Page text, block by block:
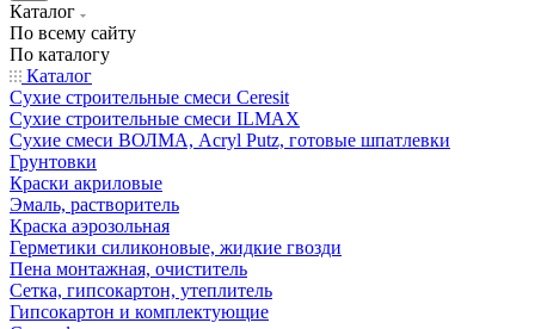
Каталог
По всему сайту
По каталогу
Каталог
Сухие строительные смеси Ceresit
Сухие строительные смеси ILMAX
Сухие смеси ВОЛМА, Acryl Putz, готовые шпатлевки
Грунтовки
Краски акриловые
Эмаль, растворитель
Краска аэрозольная
Герметики силиконовые, жидкие гвозди
Пена монтажная, очиститель
Сетка, гипсокартон, утеплитель
Гипсокартон и комплектующие